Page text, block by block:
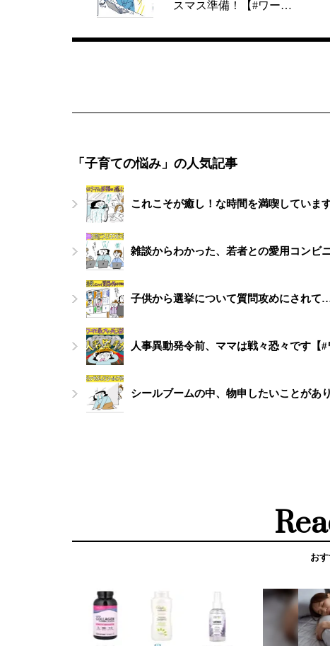
スマス準備！【#ワー…
「子育ての悩み」の人気記事
これこそが癒し！な時間を満喫していま
雑談からわかった、若者との愛用コンビ
子供から選挙について質問攻めにされて
人事異動発令前、ママは戦々恐々です【#
シールブームの中、物申したいことがあ
お